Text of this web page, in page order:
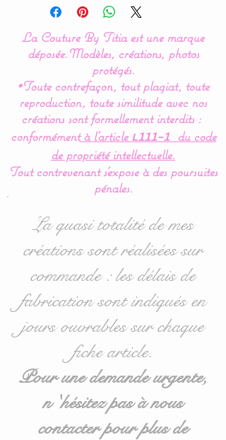
By Titia
Coussin en forme de
nuage orné d'un appliqué
en feutrine.
Le complément idéal
de décoration pour le
cocon de bébé.
Dimensions : 30 x 20 cms
Rembourrage : 100 %
hypoallergénique
Tissus : 100 % coton
Egalement disponible en
version veilleuse : voir
catégorie veilleuse.
Toutes nos matières sont
certifiées aux normes
La Couture By Titia est une marque
déposée.Modèles, créations, photos
protégés.
*Toute contrefaçon, tout plagiat, toute
reproduction, toute similitude avec nos
créations sont formellement interdits :
conformémentà l’article L111-1
du code
de propriété intellectuelle.
Tout contrevenant s'expose à des poursuites
pénales.
La quasi totalité de mes
créations sont réalisées sur
commande : les délais de
fabrication sont indiqués en
jours ouvrables sur chaque
fiche article.
Pour une demande urgente,
n 'hésitez pas à nous
contacter pour plus de